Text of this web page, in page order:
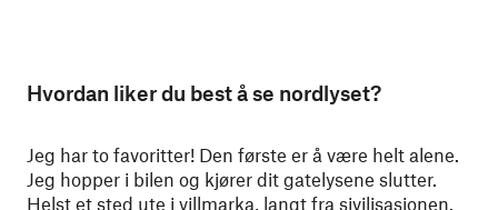
Hvordan liker du best å se nordlyset?
Jeg har to favoritter! Den første er å være helt alene.
Jeg hopper i bilen og kjører dit gatelysene slutter.
Helst et sted ute i villmarka, langt fra sivilisasjonen.